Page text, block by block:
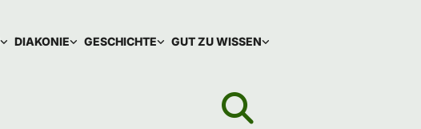
DIAKONIE GESCHICHTE GUT ZU WISSEN